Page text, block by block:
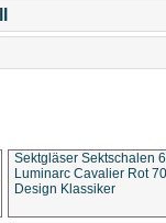
Sektgläser Sektschalen
Luminarc Cavalier Rot
Design Klassiker